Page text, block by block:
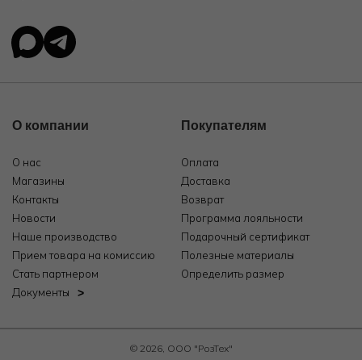
О компании
О нас
Магазины
Контакты
Новости
Наше производство
Прием товара на комиссию
Стать партнером
Документы
Покупателям
Оплата
Доставка
Возврат
Программа лояльности
Подарочный сертификат
Полезные материалы
Определить размер
© 2026, ООО "РозТех"